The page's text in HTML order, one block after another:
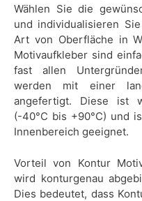
Wählen Sie die
und individualisieren
Art von Oberfläche in
Motivaufkleber sind
fast allen
werden mit einer
angefertigt. Diese ist
(-40°C bis +90°C) und
Innenbereich geeignet.
Vorteil von Kontur
wird konturgenau
Dies bedeutet, dass